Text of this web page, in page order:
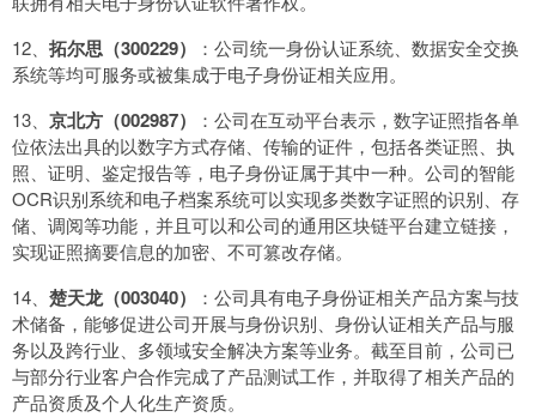
12、 拓尔思（300229）
：公司统一身份认证系统、数据安全交换
系统等均可服务或被集成于电子身份证相关应用。
13、 京北方（002987）
：公司在互动平台表示，数字证照指各单
位依法出具的以数字方式存储、传输的证件，包括各类证照、执
照、证明、鉴定报告等，电子身份证属于其中一种。公司的智能
OCR识别系统和电子档案系统可以实现多类数字证照的识别、存
储、调阅等功能，并且可以和公司的通用区块链平台建立链接，
实现证照摘要信息的加密、不可篡改存储。
14、 楚天龙（003040）
：公司具有电子身份证相关产品方案与技
术储备，能够促进公司开展与身份识别、身份认证相关产品与服
务以及跨行业、多领域安全解决方案等业务。截至目前，公司已
与部分行业客户合作完成了产品测试工作，并取得了相关产品的
产品资质及个人化生产资质。